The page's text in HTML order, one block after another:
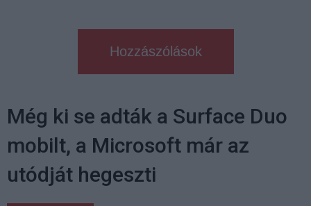
Hozzászólások
Még ki se adták a Surface Duo
mobilt, a Microsoft már az
utódját hegeszti